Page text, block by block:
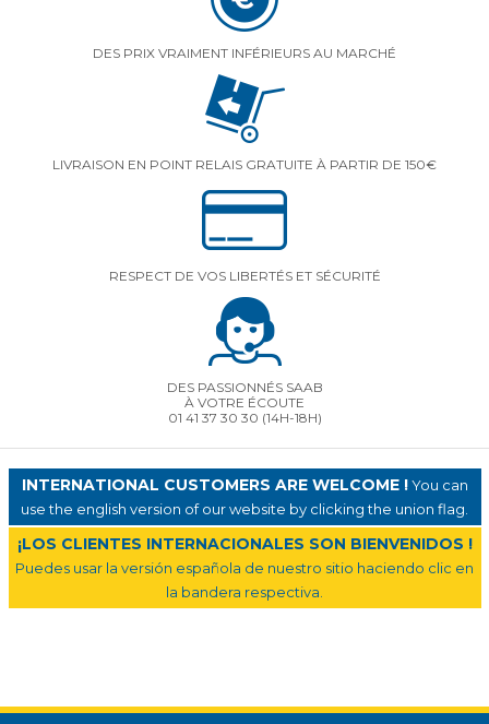
DES PRIX VRAIMENT INFÉRIEURS AU MARCHÉ
LIVRAISON EN POINT RELAIS GRATUITE À PARTIR DE 150€
RESPECT DE VOS LIBERTÉS ET SÉCURITÉ
DES PASSIONNÉS SAAB
À VOTRE ÉCOUTE
01 41 37 30 30 (14H-18H)
INTERNATIONAL CUSTOMERS ARE WELCOME !You can
use the english version of our website by clicking the union flag.
¡LOS CLIENTES INTERNACIONALES SON BIENVENIDOS !
Puedes usar la versión española de nuestro sitio haciendo clic en
la bandera respectiva.